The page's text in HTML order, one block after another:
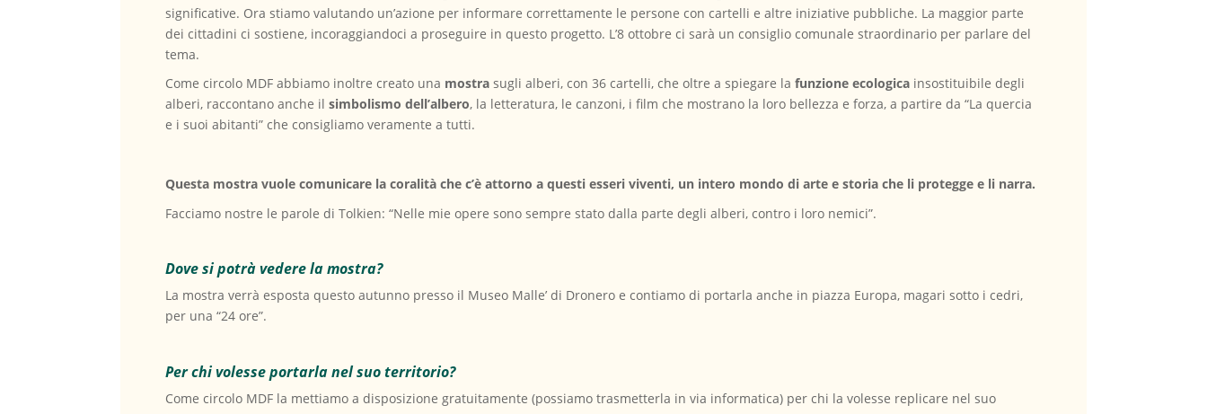
significative. Ora stiamo valutando un’azione per informare correttamente le persone con cartelli e altre iniziative pubbliche. La maggior parte
dei cittadini ci sostiene, incoraggiandoci a proseguire in questo progetto. L’8 ottobre ci sarà un consiglio comunale straordinario per parlare del
tema.
Come circolo MDF abbiamo inoltre creato una mostra sugli alberi, con 36 cartelli, che oltre a spiegare lafunzione ecologica insostituibile degli
alberi, raccontano anche ilsimbolismo dell’albero, la letteratura, le canzoni, i film che mostrano la loro bellezza e forza, a partire da “La quercia
e i suoi abitanti” che consigliamo veramente a tutti.
Questa mostra vuole comunicare la coralità che c’è attorno a questi esseri viventi, un intero mondo di arte e storia che li protegge e li narra.
Facciamo nostre le parole di Tolkien: “Nelle mie opere sono sempre stato dalla parte degli alberi, contro i loro nemici”.
Dove si potrà vedere la mostra?
La mostra verrà esposta questo autunno presso il Museo Malle’ di Dronero e contiamo di portarla anche in piazza Europa, magari sotto i cedri,
per una “24 ore”.
Per chi volesse portarla nel suo territorio?
Come circolo MDF la mettiamo a disposizione gratuitamente (possiamo trasmetterla in via informatica) per chi la volesse replicare nel suo